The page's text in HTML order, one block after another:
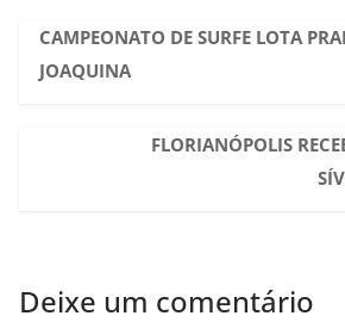
CAMPEONATO DE SURFE LOTA
JOAQUINA
FLORIANÓPOLIS
Deixe um comentário